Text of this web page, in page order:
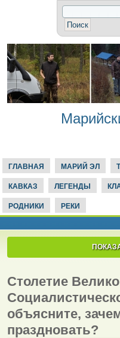
ГЛАВНАЯ МАРИЙ ЭЛ
КАВКАЗ ЛЕГЕНДЫ
РОДНИКИ РЕКИ
Столетие
объясните,
праздновать?